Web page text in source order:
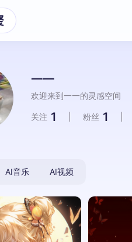
一一
欢迎来到一一的灵感空间
关注 1 粉丝 1
AI音乐 AI视频